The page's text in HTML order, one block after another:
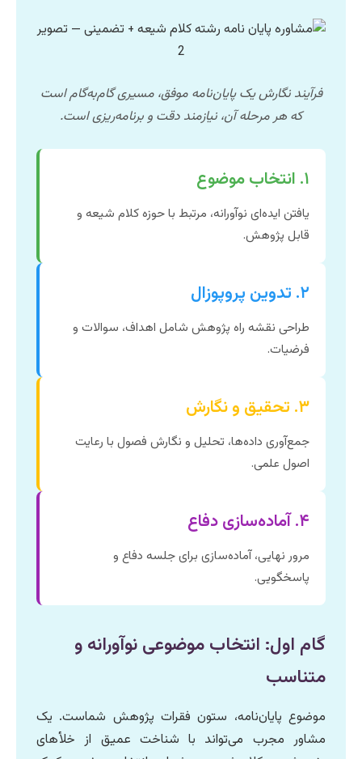
فرآیند نگارش یک پایان‌نامه موفق، مسیری گام‌به‌گام است
که هر مرحله آن، نیازمند دقت و برنامه‌ریزی است.
۱. انتخاب موضوع
یافتن ایده‌ای نوآورانه، مرتبط با حوزه کلام شیعه و
قابل پژوهش.
۲. تدوین پروپوزال
طراحی نقشه راه پژوهش شامل اهداف، سوالات و
فرضیات.
۳. تحقیق و نگارش
جمع‌آوری داده‌ها، تحلیل و نگارش فصول با رعایت
اصول علمی.
۴. آماده‌سازی دفاع
مرور نهایی، آماده‌سازی برای جلسه دفاع و
پاسخگویی.
گام اول: انتخاب موضوعی نوآورانه و
متناسب
موضوع پایان‌نامه، ستون فقرات پژوهش شماست. یک
مشاور مجرب می‌تواند با شناخت عمیق از خلأهای